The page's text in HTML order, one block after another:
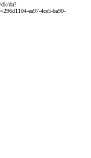
da?
ea97-4ce5-ba90-